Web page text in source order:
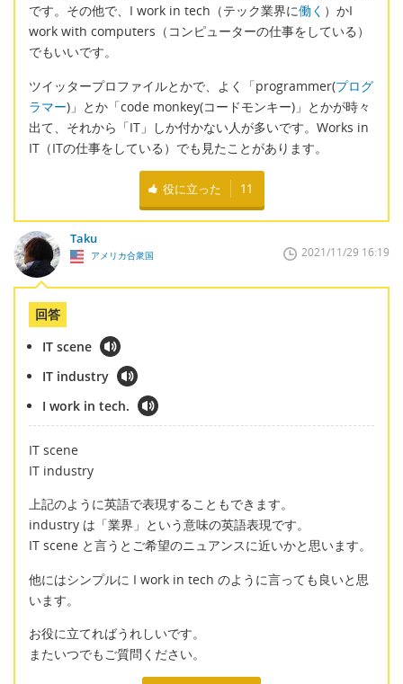
です。その他で、I work in tech（テック業界に働く ）かI
work with computers（コンピューターの仕事をしている）
でもいいです。
ツイッタープロファイルとかで、よく「programmer(プログ
ラマー)」とか「code monkey(コードモンキー)」とかが時々
出て、それから「IT」しか付かない人が多いです。Works in
IT（ITの仕事をしている）でも見たことがあります。
役に立った 11
Taku
アメリカ合衆国 2021/11/29 16:19
回答
IT scene
IT industry
I work in tech.
IT scene
IT industry
上記のように英語で表現することもできます。
industry は「業界」という意味の英語表現です。
IT scene と言うとご希望のニュアンスに近いかと思います。
他にはシンプルに I work in tech のように言っても良いと思
います。
お役に立てればうれしいです。
またいつでもご質問ください。